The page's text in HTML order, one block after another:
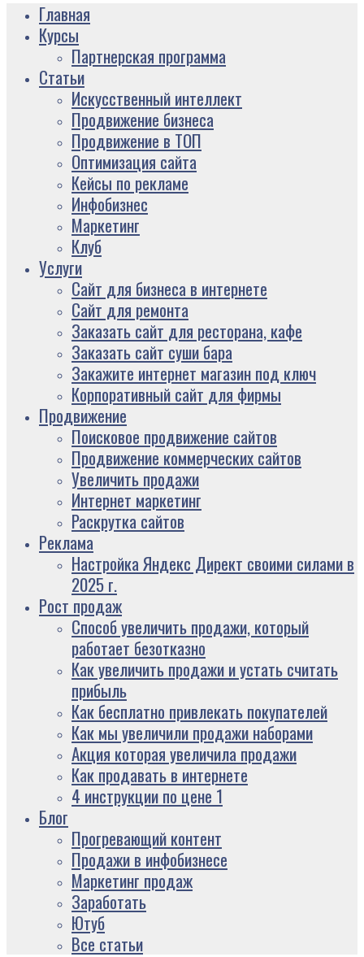
Главная
Курсы
Партнерская программа
Статьи
Искусственный интеллект
Продвижение бизнеса
Продвижение в ТОП
Оптимизация сайта
Кейсы по рекламе
Инфобизнес
Маркетинг
Клуб
Услуги
Сайт для бизнеса в интернете
Сайт для ремонта
Заказать сайт для ресторана, кафе
Заказать сайт суши бара
Закажите интернет магазин под ключ
Корпоративный сайт для фирмы
Продвижение
Поисковое продвижение сайтов
Продвижение коммерческих сайтов
Увеличить продажи
Интернет маркетинг
Раскрутка сайтов
Реклама
Настройка Яндекс Директ своими силами в
2025 г.
Рост продаж
Способ увеличить продажи, который
работает безотказно
Как увеличить продажи и устать считать
прибыль
Как бесплатно привлекать покупателей
Как мы увеличили продажи наборами
Акция которая увеличила продажи
Как продавать в интернете
4 инструкции по цене 1
Блог
Прогревающий контент
Продажи в инфобизнесе
Маркетинг продаж
Заработать
Ютуб
Все статьи